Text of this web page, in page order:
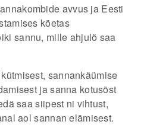
avvus ja Eesti
köetas
sannu, mille ahjulõ saa
sannankäümise
ja sanna kotusõst
saa siipest ni vihtust,
aol sannan elämisest.